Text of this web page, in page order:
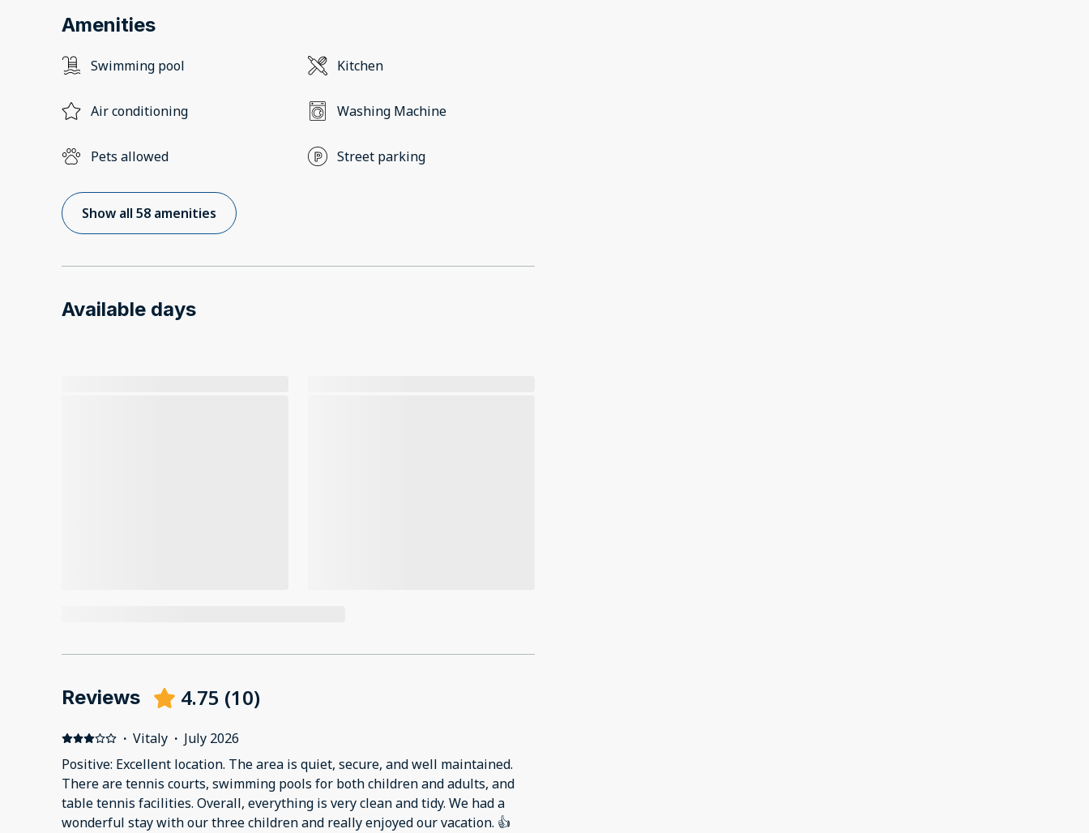
Amenities
Swimming pool Kitchen
Air conditioning Washing Machine
Pets allowed Street parking
Show all 58 amenities
Available days
Reviews 4.75 (10)
· Vitaly · July 2026
Positive: Excellent location. The area is quiet, secure, and well maintained.
There are tennis courts, swimming pools for both children and adults, and
table tennis facilities. Overall, everything is very clean and tidy. We had a
wonderful stay with our three children and really enjoyed our vacation. 👍